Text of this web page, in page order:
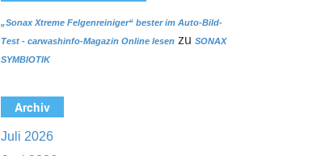
„Sonax Xtreme Felgenreiniger“ bester im Auto-Bild-
Test - carwashinfo-Magazin Online lesen zu SONAX
SYMBIOTIK
Archiv
Juli 2026